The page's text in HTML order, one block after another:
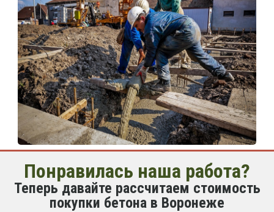
Понравилась наша работа?
Теперь давайте рассчитаем стоимость
покупки бетона в Воронеже